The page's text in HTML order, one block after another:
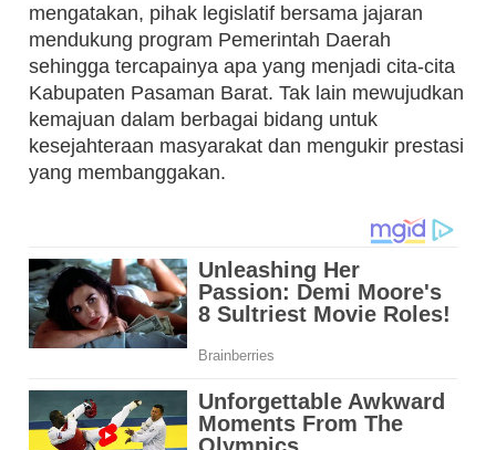
mengatakan, pihak legislatif bersama jajaran
mendukung program Pemerintah Daerah
sehingga tercapainya apa yang menjadi cita-cita
Kabupaten Pasaman Barat. Tak lain mewujudkan
kemajuan dalam berbagai bidang untuk
kesejahteraan masyarakat dan mengukir prestasi
yang membanggakan.